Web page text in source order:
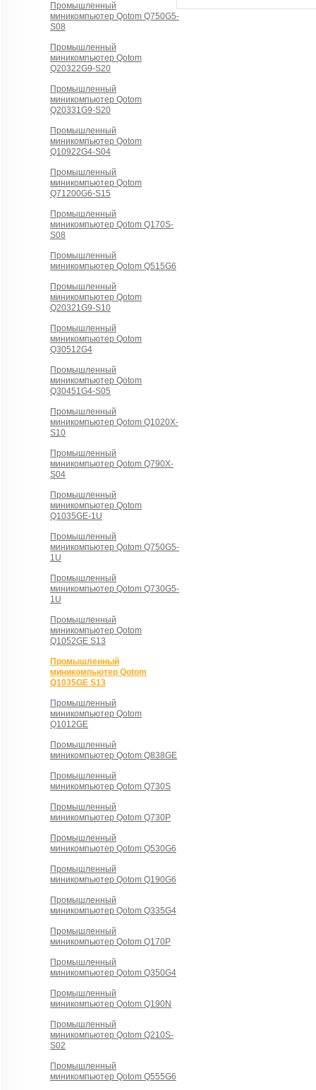
Промышленный
миникомпьютер Qotom Q750G5-
S08
Промышленный
миникомпьютер Qotom
Q20322G9-S20
Промышленный
миникомпьютер Qotom
Q20331G9-S20
Промышленный
миникомпьютер Qotom
Q10922G4-S04
Промышленный
миникомпьютер Qotom
Q71200G6-S15
Промышленный
миникомпьютер Qotom Q170S-
S08
Промышленный
миникомпьютер Qotom Q515G6
Промышленный
миникомпьютер Qotom
Q20321G9-S10
Промышленный
миникомпьютер Qotom
Q30512G4
Промышленный
миникомпьютер Qotom
Q30451G4-S05
Промышленный
миникомпьютер Qotom Q1020X-
S10
Промышленный
миникомпьютер Qotom Q790X-
S04
Промышленный
миникомпьютер Qotom
Q1035GE-1U
Промышленный
миникомпьютер Qotom Q750G5-
1U
Промышленный
миникомпьютер Qotom Q730G5-
1U
Промышленный
миникомпьютер Qotom
Q1052GE S13
Промышленный
миникомпьютер Qotom
Q1035GE S13
Промышленный
миникомпьютер Qotom
Q1012GE
Промышленный
миникомпьютер Qotom Q838GE
Промышленный
миникомпьютер Qotom Q730S
Промышленный
миникомпьютер Qotom Q730P
Промышленный
миникомпьютер Qotom Q530G6
Промышленный
миникомпьютер Qotom Q190G6
Промышленный
миникомпьютер Qotom Q335G4
Промышленный
миникомпьютер Qotom Q170P
Промышленный
миникомпьютер Qotom Q350G4
Промышленный
миникомпьютер Qotom Q190N
Промышленный
миникомпьютер Qotom Q210S-
S02
Промышленный
миникомпьютер Qotom Q555G6